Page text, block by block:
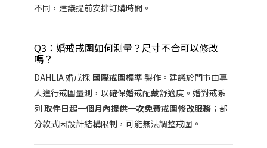
不同，建議提前安排訂購時間。
Q3：婚戒戒圍如何測量？尺寸不合可以修改
嗎？
DAHLIA 婚戒採 國際戒圍標準製作。建議於門市由專
人進行戒圍量測，以確保婚戒配戴舒適度。婚對戒系
列 取件日起一個月內提供一次免費戒圍修改服務；部
分款式因設計結構限制，可能無法調整戒圍。